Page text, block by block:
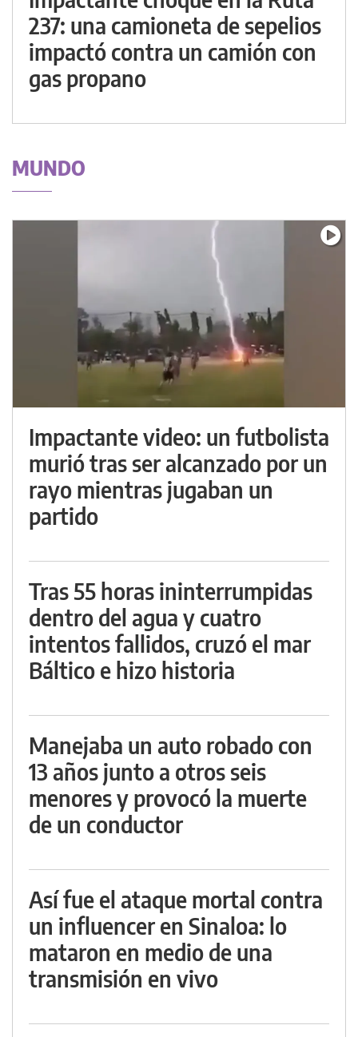
237: una camioneta de sepelios
impactó contra un camión con
gas propano
MUNDO
Impactante video: un futbolista
murió tras ser alcanzado por un
rayo mientras jugaban un
partido
Tras 55 horas ininterrumpidas
dentro del agua y cuatro
intentos fallidos, cruzó el mar
Báltico e hizo historia
Manejaba un auto robado con
13 años junto a otros seis
menores y provocó la muerte
de un conductor
Así fue el ataque mortal contra
un influencer en Sinaloa: lo
mataron en medio de una
transmisión en vivo